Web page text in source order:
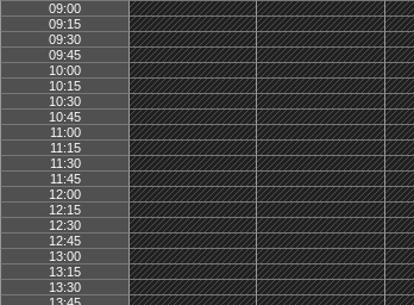
09:00
09:15
09:30
09:45
10:00
10:15
10:30
10:45
11:00
11:15
11:30
11:45
12:00
12:15
12:30
12:45
13:00
13:15
13:30